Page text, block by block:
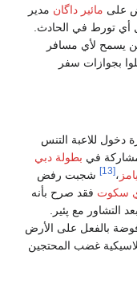
على مائير داگان مدير
أي تورط في الحادث.
يسمح لأي مسافر
بجوازات سفر
دخول للاعبة التنس
في بطولة دبي
،[13]
شجبت رفض
سكوت فقد صرح بأنه
التشاور مع پئير.
بالفعل على الأرض
غضب المحتجين